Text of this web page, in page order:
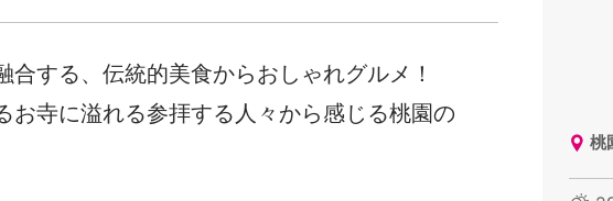
合する、伝統的美食からおしゃれグルメ！
お寺に溢れる参拝する人々から感じる桃園の
桃